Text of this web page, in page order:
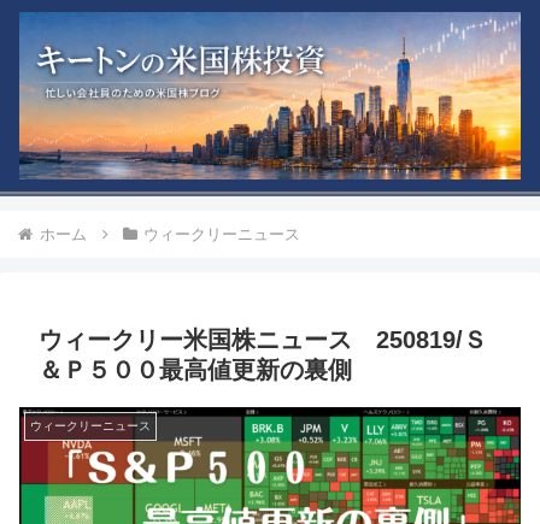
ホーム ウィークリーニュース
ウィークリー米国株ニュース 250819/Ｓ
＆Ｐ５００最高値更新の裏側
ウィークリーニュース